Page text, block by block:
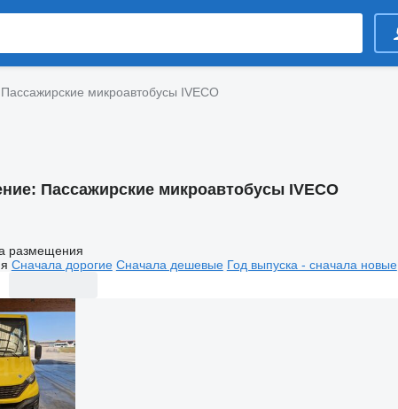
Пассажирские микроавтобусы IVECO
Пассажирские микроавтобусы IVECO
размещения
Сначала дорогие Сначала дешевые Год выпуска - сначала новые